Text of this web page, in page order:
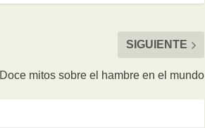
SIGUIENTE
Doce mitos sobre el hambre en el mundo